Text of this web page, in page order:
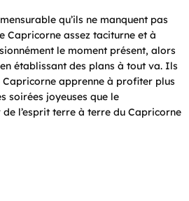
qu’ils ne manquent pas
Capricorne assez taciturne et à
le moment présent, alors
établissant des plans à tout va. Ils
apprenne à profiter plus
soirées joyeuses que le
l’esprit terre à terre du Capricorne